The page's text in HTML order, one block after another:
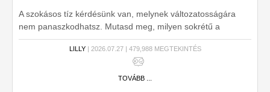
A szokásos tíz kérdésünk van, melynek változatosságára
nem panaszkodhatsz. Mutasd meg, milyen sokrétű a
műveltséged!
LILLY| 2026.07.27 | 479,988 MEGTEKINTÉS
TOVÁBB ...